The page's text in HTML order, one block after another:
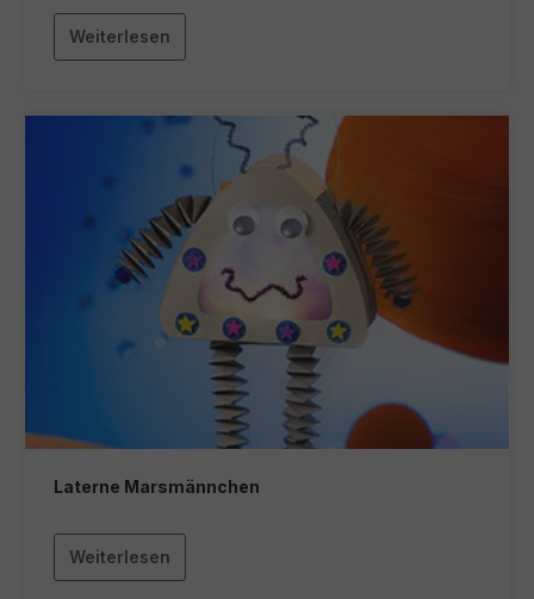
Weiterlesen
Laterne Marsmännchen
Weiterlesen